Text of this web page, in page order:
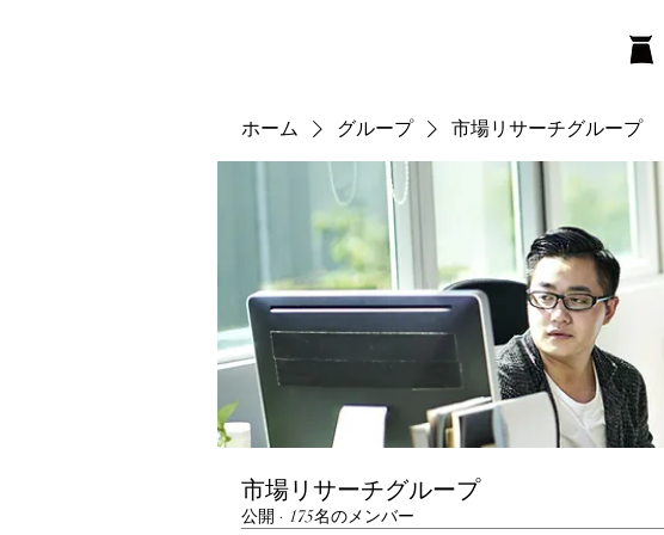
ホーム
ホーム グループ 市場リサーチグループ
市場リサーチグループ
公開 · 175名のメンバー